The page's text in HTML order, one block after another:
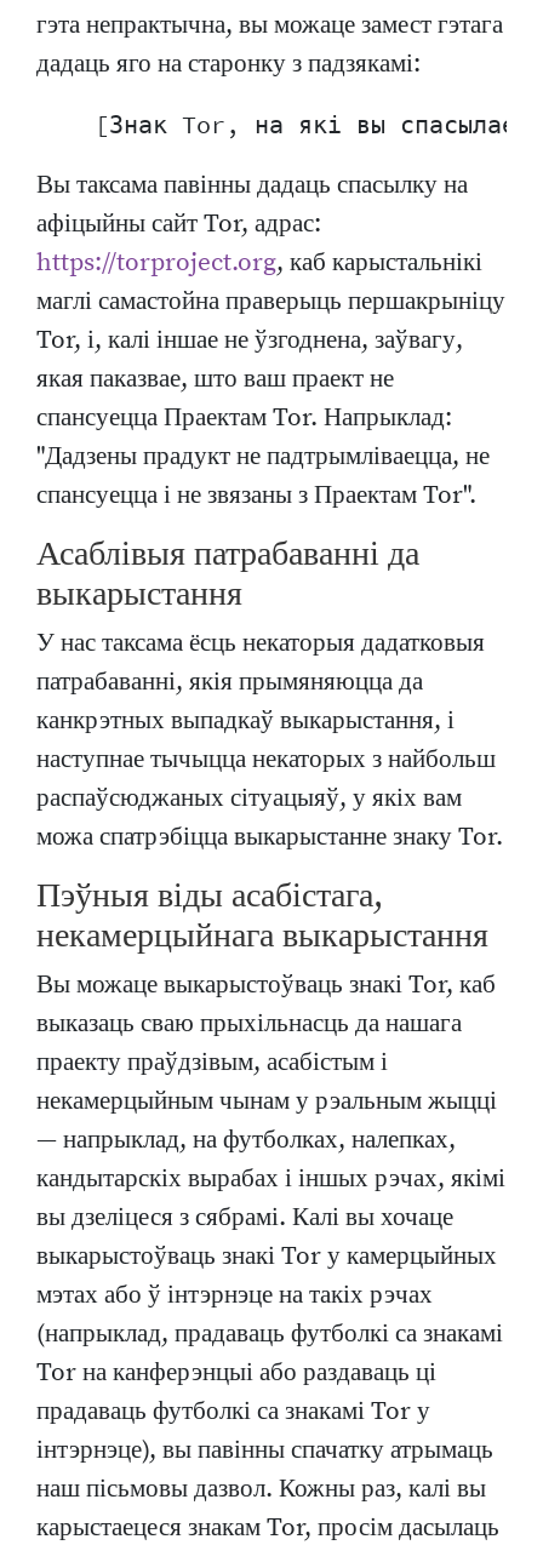
гэта непрактычна, вы можаце замест гэтага
дадаць яго на старонку з падзякамі:
Вы таксама павінны дадаць спасылку на
афіцыйны сайт Tor, адрас:
https://torproject.org, каб карыстальнікі
маглі самастойна праверыць першакрыніцу
Tor, і, калі іншае не ўзгоднена, заўвагу,
якая паказвае, што ваш праект не
спансуецца Праектам Tor. Напрыклад:
"Дадзены прадукт не падтрымліваецца, не
спансуецца і не звязаны з Праектам Tor".
Асаблівыя патрабаванні да
выкарыстання
У нас таксама ёсць некаторыя дадатковыя
патрабаванні, якія прымяняюцца да
канкрэтных выпадкаў выкарыстання, і
наступнае тычыцца некаторых з найбольш
распаўсюджаных сітуацыяў, у якіх вам
можа спатрэбіцца выкарыстанне знаку Tor.
Пэўныя віды асабістага,
некамерцыйнага выкарыстання
Вы можаце выкарыстоўваць знакі Tor, каб
выказаць сваю прыхільнасць да нашага
праекту праўдзівым, асабістым і
некамерцыйным чынам у рэальным жыцці
— напрыклад, на футболках, налепках,
кандытарскіх вырабах і іншых рэчах, якімі
вы дзеліцеся з сябрамі. Калі вы хочаце
выкарыстоўваць знакі Tor у камерцыйных
мэтах або ў інтэрнэце на такіх рэчах
(напрыклад, прадаваць футболкі са знакамі
Tor на канферэнцыі або раздаваць ці
прадаваць футболкі са знакамі Tor у
інтэрнэце), вы павінны спачатку атрымаць
наш пісьмовы дазвол. Кожны раз, калі вы
карыстаецеся знакам Tor, просім дасылаць